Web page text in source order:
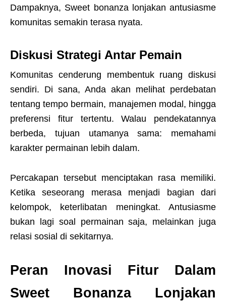
Dampaknya, Sweet bonanza lonjakan antusiasme
komunitas semakin terasa nyata.
Diskusi Strategi Antar Pemain
Komunitas cenderung membentuk ruang diskusi
sendiri. Di sana, Anda akan melihat perdebatan
tentang tempo bermain, manajemen modal, hingga
preferensi fitur tertentu. Walau pendekatannya
berbeda, tujuan utamanya sama: memahami
karakter permainan lebih dalam.
Percakapan tersebut menciptakan rasa memiliki.
Ketika seseorang merasa menjadi bagian dari
kelompok, keterlibatan meningkat. Antusiasme
bukan lagi soal permainan saja, melainkan juga
relasi sosial di sekitarnya.
Peran Inovasi Fitur Dalam
Sweet Bonanza Lonjakan